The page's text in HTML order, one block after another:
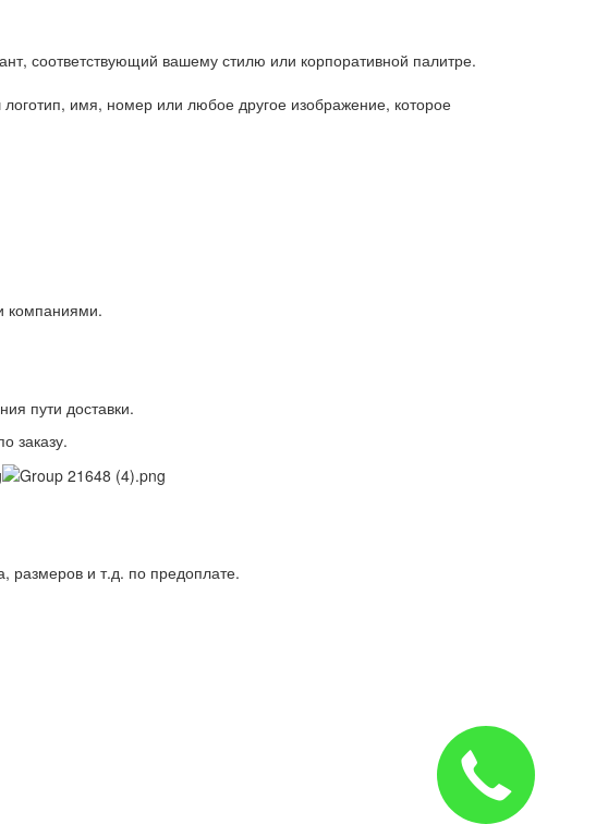
соответствующий вашему стилю или корпоративной палитре.
имя, номер или любое другое изображение, которое
компаниями.
пути доставки.
заказу.
размеров и т.д. по предоплате.